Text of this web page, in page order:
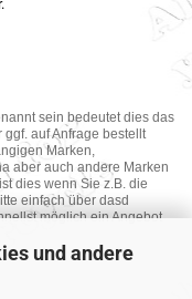
und andere
sein bedeutet dies das
auf Anfrage bestellt
Marken,
aber auch andere Marken
dies wenn Sie z.B. die
einfach über dasd
möglich ein Angebot